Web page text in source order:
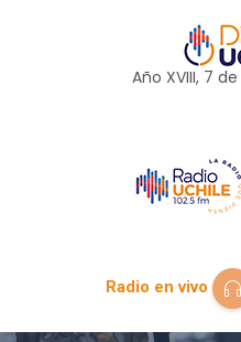
Año XVIII, 7 de
Radio en vivo